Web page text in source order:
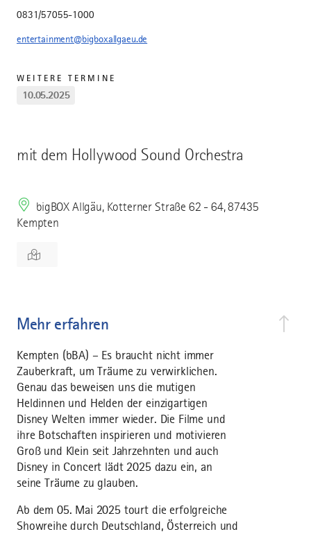
mit dem Hollywood Sound Orchestra
bigBOX Allgäu, Kotterner Straße 62 - 64, 87435
Kempten
Mehr erfahren
Kempten (bBA) – Es braucht nicht immer
Zauberkraft, um Träume zu verwirklichen.
Genau das beweisen uns die mutigen
Heldinnen und Helden der einzigartigen
Disney Welten immer wieder. Die Filme und
ihre Botschaften inspirieren und motivieren
Groß und Klein seit Jahrzehnten und auch
Disney in Concert lädt 2025 dazu ein, an
seine Träume zu glauben.
Ab dem 05. Mai 2025 tourt die erfolgreiche
Showreihe durch Deutschland, Österreich und
0831/57055-1000
entertainment@bigboxallgaeu.de
WEITERE TERMINE
10.05.2025